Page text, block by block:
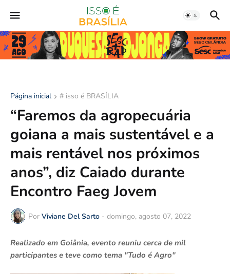
Página inicial # isso é BRASÍLIA
“Faremos da agropecuária
goiana a mais sustentável e a
mais rentável nos próximos
anos”, diz Caiado durante
Encontro Faeg Jovem
Por Viviane Del Sarto - domingo, agosto 07, 2022
Realizado em Goiânia, evento reuniu cerca de mil
participantes e teve como tema "Tudo é Agro"